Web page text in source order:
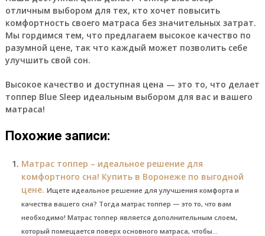
отличным выбором для тех, кто хочет повысить
комфортность своего матраса без значительных затрат.
Мы гордимся тем, что предлагаем высокое качество по
разумной цене, так что каждый может позволить себе
улучшить свой сон.
Высокое качество и доступная цена — это то, что делает
топпер Blue Sleep идеальным выбором для вас и вашего
матраса!
Похожие записи:
Матрас топпер – идеальное решение для
комфортного сна! Купить в Воронеже по выгодной
цене. Ищете идеальное решение для улучшения комфорта и
качества вашего сна? Тогда матрас топпер — это то, что вам
необходимо! Матрас топпер является дополнительным слоем,
который помещается поверх основного матраса, чтобы...